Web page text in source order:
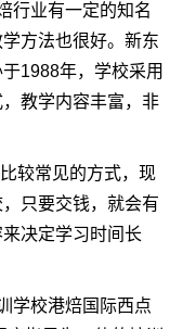
行业有一定的知名
方法也很好。新东
1988年，学校采用
教学内容丰富，非
较常见的方式，现
只要交钱，就会有
决定学习时间长
学校港焙国际西点